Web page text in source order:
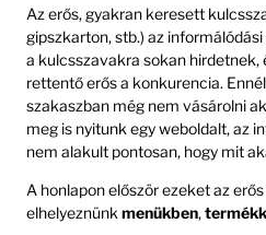
Az erős, gyakran keresett
gipszkarton, stb.) az
a kulcsszavakra sokan hirdetnek,
rettentő erős a konkurencia.
szakaszban még nem vásárolni
meg is nyitunk egy weboldalt, az
nem alakult pontosan, hogy mit
A honlapon először ezeket az
elhelyeznünk menükben,